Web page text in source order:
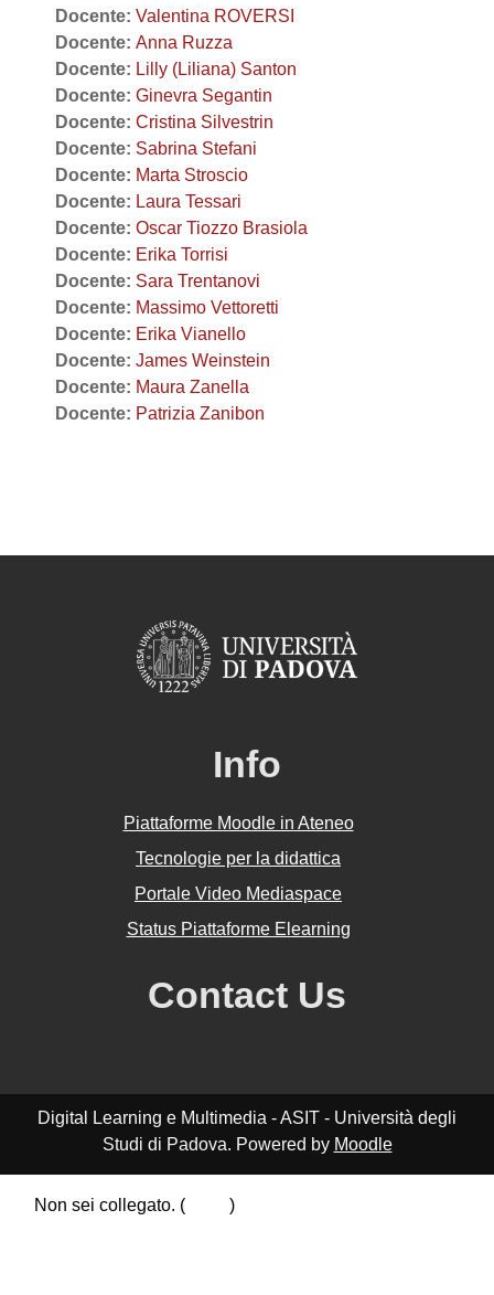
Docente: Valentina ROVERSI
Docente: Anna Ruzza
Docente: Lilly (Liliana) Santon
Docente: Ginevra Segantin
Docente: Cristina Silvestrin
Docente: Sabrina Stefani
Docente: Marta Stroscio
Docente: Laura Tessari
Docente: Oscar Tiozzo Brasiola
Docente: Erika Torrisi
Docente: Sara Trentanovi
Docente: Massimo Vettoretti
Docente: Erika Vianello
Docente: James Weinstein
Docente: Maura Zanella
Docente: Patrizia Zanibon
Info
Piattaforme Moodle in Ateneo
Tecnologie per la didattica
Portale Video Mediaspace
Status Piattaforme Elearning
Contact Us
Digital Learning e Multimedia - ASIT - Università degli
Studi di Padova. Powered by Moodle
Non sei collegato. (
)